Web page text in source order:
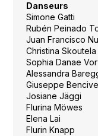
Danseurs
Simone Gatti
Rubén Peinado
Juan Francisco
Christina Skoutela
Sophia Danae
Alessandra
Giuseppe
Josiane Jäggi
Flurina Möwes
Elena Lai
Flurin Knapp